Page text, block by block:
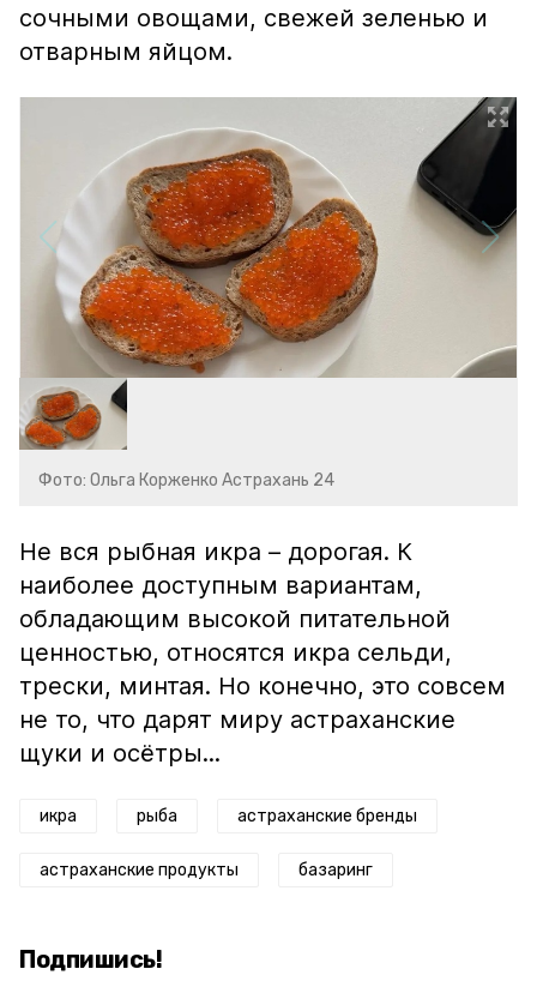
сочными овощами, свежей зеленью и
отварным яйцом.
Фото: Ольга Корженко Астрахань 24
Не вся рыбная икра – дорогая. К
наиболее доступным вариантам,
обладающим высокой питательной
ценностью, относятся икра сельди,
трески, минтая. Но конечно, это совсем
не то, что дарят миру астраханские
щуки и осётры...
икра рыба астраханские бренды
астраханские продукты базаринг
Подпишись!